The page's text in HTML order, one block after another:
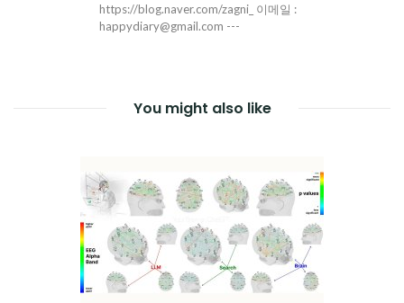
https://blog.naver.com/zagni_ 이메일 :
happydiary@gmail.com ---
You might also like